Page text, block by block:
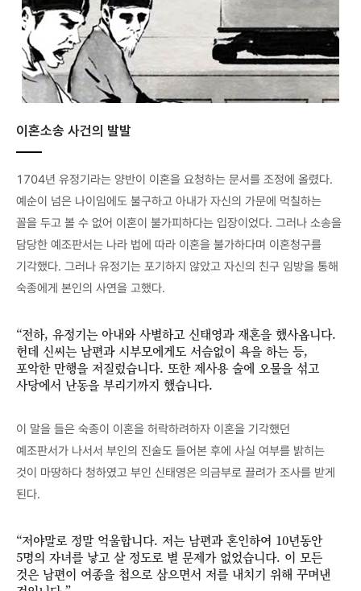
이혼소송 사건의 발발
1704년 유정기라는 양반이 이혼을 요청하는 문서를 조정에 올렸다.
예순이 넘은 나이임에도 불구하고 아내가 자신의 가문에 먹칠하는
꼴을 두고 볼 수 없어 이혼이 불가피하다는 입장이었다. 그러나 소송을
담당한 예조판서는 나라 법에 따라 이혼을 불가하다며 이혼청구를
기각했다. 그러나 유정기는 포기하지 않았고 자신의 친구 임방을 통해
숙종에게 본인의 사연을 고했다.
“전하, 유정기는 아내와 사별하고 신태영과 재혼을 했사옵니다.
헌데 신씨는 남편과 시부모에게도 서슴없이 욕을 하는 등,
포악한 만행을 저질렀습니다. 또한 제사용 술에 오물을 섞고
사당에서 난동을 부리기까지 했습니다.
이 말을 들은 숙종이 이혼을 허락하려하자 이혼을 기각했던
예조판서가 나서서 부인의 진술도 들어본 후에 사실 여부를 밝히는
것이 마땅하다 청하였고 부인 신태영은 의금부로 끌려가 조사를 받게
된다.
“저야말로 정말 억울합니다. 저는 남편과 혼인하여 10년동안
5명의 자녀를 낳고 살 정도로 별 문제가 없었습니다. 이 모든
것은 남편이 여종을 첩으로 삼으면서 저를 내치기 위해 꾸며낸